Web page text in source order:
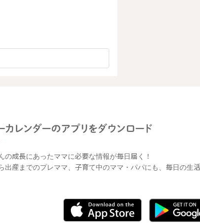
の成長にあったママに必要な情報が毎日届く！
出産までのプレママ、子育て中のママ・パパにも、毎日の生